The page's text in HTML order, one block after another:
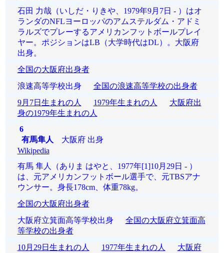
石田 力哉（いしだ・りきや、1979年9月7日 - ）はオ
ランダのNFLヨーロッパのアムステルダム・アドミ
ラルズでプレーするアメリカンフットボールプレイ
ヤー。ポジションはLB（大学時代はDL）。大阪府
出身。
全国の大阪府出身者
浪速高等学校出身 全国の浪速高等学校の出身者
9月7日生まれの人
1979年生まれの人
大阪府出
身の1979年生まれの人
6
有馬隼人 大阪府 出身
Wikipedia
有馬 隼人（ありま はやと、1977年[1]10月29日 - ）
は、元アメリカンフットボール選手で、元TBSアナ
ウンサー。身長178cm、体重78kg。
全国の大阪府出身者
大阪府立箕面高等学校出身 全国の大阪府立箕面高
等学校の出身者
10月29日生まれの人
1977年生まれの人
大阪府